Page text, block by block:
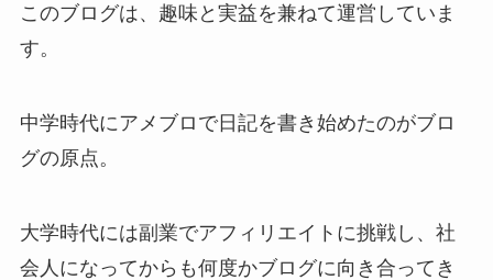
このブログは、趣味と実益を兼ねて運営していま
す。
中学時代にアメブロで日記を書き始めたのがブロ
グの原点。
大学時代には副業でアフィリエイトに挑戦し、社
会人になってからも何度かブログに向き合ってき